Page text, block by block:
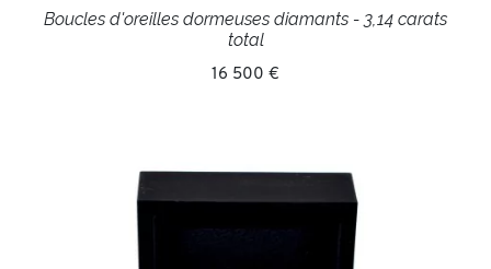
Boucles d'oreilles dormeuses diamants - 3,14 carats
total
16 500 €